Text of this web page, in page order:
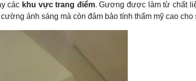
các khu vực trang điểm. Gương được làm từ chất
ánh sáng mà còn đảm bảo tính thẩm mỹ cao cho